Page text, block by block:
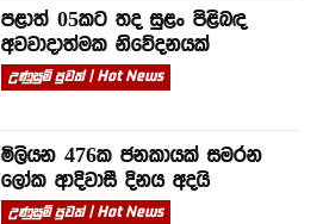
පළාත් 05කට තද සුළං පිළිබඳ
අවවාදාත්මක නිවේදනයක්
උණුසුම් පුවත් | Hot News
මිලියන 476ක ජනකායක් සමරන
ලෝක ආදිවාසී දිනය අදයි
උණුසුම් පුවත් | Hot News